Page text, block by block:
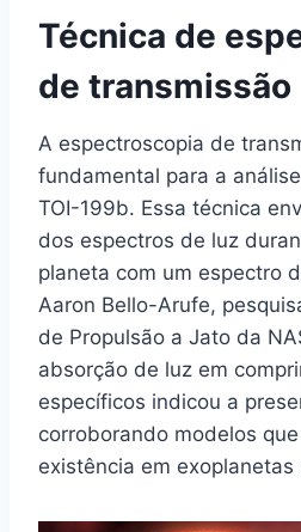
Técnica de
de transmissão
A espectroscopia de
fundamental para a
TOI-199b. Essa técnica
dos espectros de luz
planeta com um espectro
Aaron Bello-Arufe,
de Propulsão a Jato da
absorção de luz em
específicos indicou a
corroborando modelos
existência em exoplanetas